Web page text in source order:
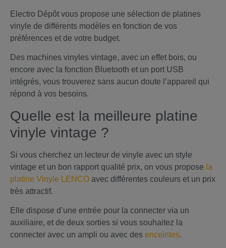
Electro Dépôt vous propose une sélection de platines
vinyle de différents modèles en fonction de vos
préférences et de votre budget.
Des machines vinyles vintage, avec un effet bois, ou
encore avec la fonction Bluetooth et un port USB
intégrés, vous trouverez sans aucun doute l’appareil qui
répond à vos besoins.
Quelle est la meilleure platine
vinyle vintage ?
Si vous cherchez un lecteur de vinyle avec un style
vintage et un bon rapport qualité prix, on vous propose la
platine Vinyle LENCO avec différentes couleurs et un prix
très attractif.
Elle dispose d’une entrée pour la connecter via un
auxiliaire, et de deux sorties si vous souhaitez la
connecter avec un ampli ou avec des enceintes.